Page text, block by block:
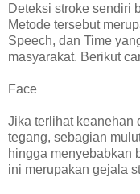
Deteksi stroke sendiri
Metode tersebut
Speech, dan Time
masyarakat. Berikut
Face
Jika terlihat keanehan
tegang, sebagian
hingga menyebabkan
ini merupakan gejala